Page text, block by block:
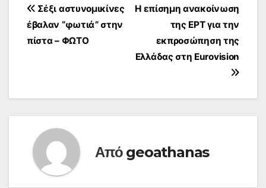
Πλοήγηση
άρθρων
Η επίσημη ανακοίνωση
της ΕΡΤ για την
εκπροσώπηση της
Ελλάδας στη Eurovision
Σέξι αστυνομικίνες
έβαλαν “φωτιά” στην
πίστα – ΦΩΤΟ
Από geoathanas